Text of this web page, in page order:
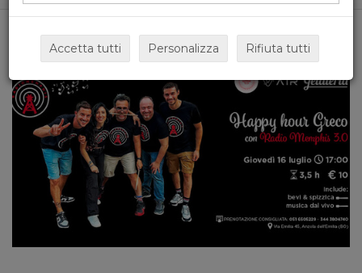
Accetta tutti Personalizza Rifiuta tutti